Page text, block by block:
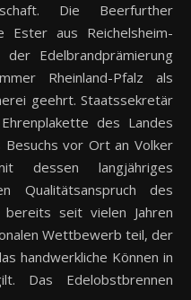
Die Beerfurther
Ester aus Reichelsheim-
Edelbrandprämierung
Rheinland-Pfalz als
geehrt. Staatssekretär
des Landes
vor Ort an Volker
dessen langjähriges
Qualitätsanspruch des
seit vielen Jahren
Wettbewerb teil, der
handwerkliche Können in
Das Edelobstbrennen